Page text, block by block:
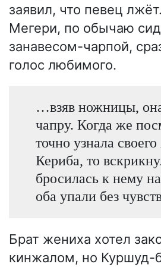
заявил, что певец
Мегери, по обычаю
занавесом-чарпой,
голос любимого.
…взяв ножницы,
чапру. Когда же
точно узнала
Кериба, то
бросилась к нему
оба упали без
Брат жениха хотел
кинжалом, но Куршуд-